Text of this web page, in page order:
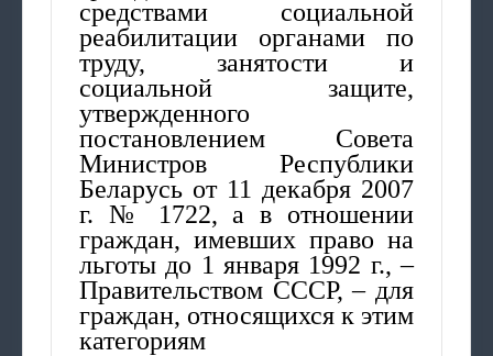
средствами социальной
реабилитации органами по
труду, занятости и
социальной защите,
утвержденного
постановлением Совета
Министров Республики
Беларусь от 11 декабря 2007
г. № 1722, а в отношении
граждан, имевших право на
льготы до 1 января 1992 г., –
Правительством СССР, – для
граждан, относящихся к этим
категориям